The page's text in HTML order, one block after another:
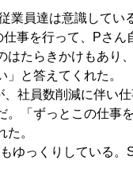
員達は意識してい
事を行って、Pさ
たらきかけもあり
と答えてくれた。
社員数削減に伴い
「ずっとこの仕事
。
っくりしている。